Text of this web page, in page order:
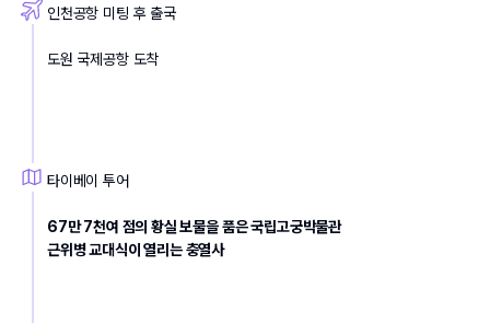
인천공항 미팅 후 출국
도원 국제공항 도착
타이베이 투어
67만 7천여 점의 황실 보물을 품은 국립고궁박물관
근위병 교대식이 열리는 충열사